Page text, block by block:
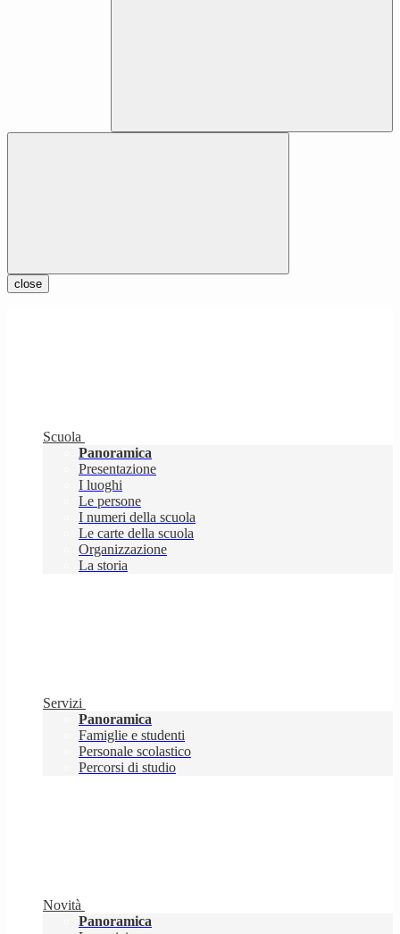
close
Scuola
Panoramica
Presentazione
I luoghi
Le persone
I numeri della scuola
Le carte della scuola
Organizzazione
La storia
Servizi
Panoramica
Famiglie e studenti
Personale scolastico
Percorsi di studio
Novità
Panoramica